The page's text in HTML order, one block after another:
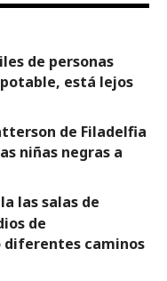
de personas
está lejos
de Filadelfia
niñas negras a
las salas de
de
diferentes caminos